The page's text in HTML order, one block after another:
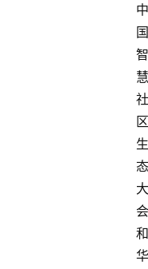
中
国
智
慧
社
区
生
态
大
会
和
华